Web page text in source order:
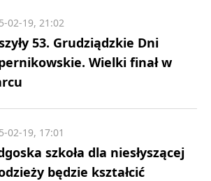
53. Grudziądzkie Dni
Wielki finał w
02-19, 21:02
szkoła dla niesłyszącej
będzie kształcić
02-19, 17:01